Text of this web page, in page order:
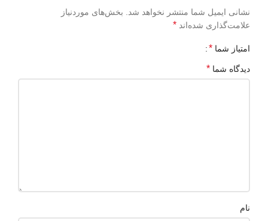
نشانی ایمیل شما منتشر نخواهد شد. بخش‌های موردنیاز
علامت‌گذاری شده‌اند *
امتیاز شما *
دیدگاه شما *
نام